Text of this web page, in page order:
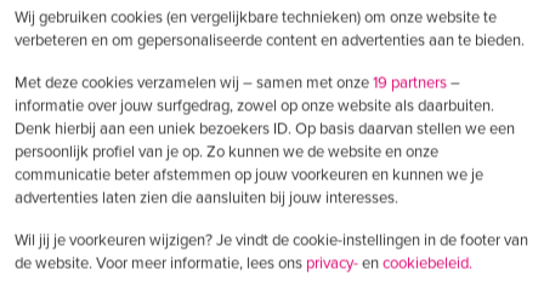
Wij gebruiken cookies (en vergelijkbare technieken) om onze website te
verbeteren en om gepersonaliseerde content en advertenties aan te bieden.
Met deze cookies verzamelen wij – samen met onze19 partners–
informatie over jouw surfgedrag, zowel op onze website als daarbuiten.
Denk hierbij aan een uniek bezoekers ID. Op basis daarvan stellen we een
persoonlijk profiel van je op. Zo kunnen we de website en onze
communicatie beter afstemmen op jouw voorkeuren en kunnen we je
advertenties laten zien die aansluiten bij jouw interesses.
Wil jij je voorkeuren wijzigen? Je vindt de cookie-instellingen in de footer van
de website. Voor meer informatie, lees ons privacy-encookiebeleid.
Global Content Award voor beste content
tool. ''Dankzij pAthwIse profiteren onze
klanten bijvoorbeeld van veel
hogere matchingspercentages, meer
verkeer, hogere SEO-rankings en meer
leads. Ook geeft het een veel betere
ervaring aan websitebezoekers.''